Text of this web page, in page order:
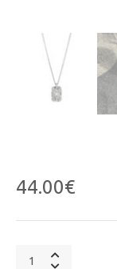
44.00€